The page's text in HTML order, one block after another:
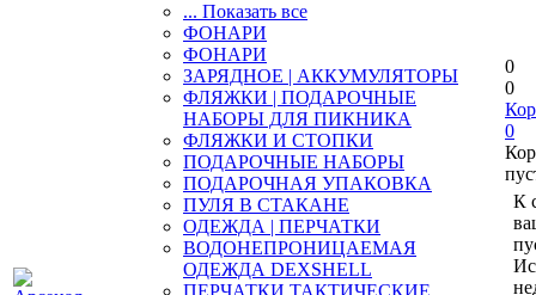
... Показать все
ФОНАРИ
ФОНАРИ
ЗАРЯДНОЕ | АККУМУЛЯТОРЫ
ФЛЯЖКИ | ПОДАРОЧНЫЕ
НАБОРЫ ДЛЯ ПИКНИКА
ФЛЯЖКИ И СТОПКИ
ПОДАРОЧНЫЕ НАБОРЫ
ПОДАРОЧНАЯ УПАКОВКА
ПУЛЯ В СТАКАНЕ
ОДЕЖДА | ПЕРЧАТКИ
ВОДОНЕПРОНИЦАЕМАЯ
ОДЕЖДА DEXSHELL
ПЕРЧАТКИ ТАКТИЧЕСКИЕ
0
0
0
К